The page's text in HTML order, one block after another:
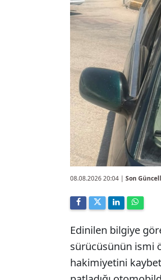
08.08.2026 20:04 | Son
Edinilen bilgiye
sürücüsünün ismi
hakimiyetini